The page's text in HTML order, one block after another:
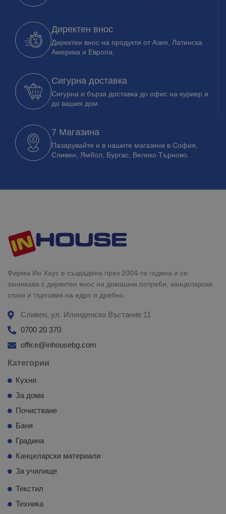
Директен внос
Директен внос на продукти от Азия, Латинска
Америка и Европа.
Сигурна доставка
Сигурна и бърза доставка до офис на куриер и
до вашия дом.
7 Магазина
Пазарувайте и в нашите магазини в София,
Сливен, Ямбол, Бургас, Велико Търново.
Фирма Ин Хаус е създадена през 2004-та година и се
занимава с директен внос на домашни потреби, канцеларски
стоки и търговия на едро и дребно.
Сливен, ул. Илинденско Въстание 11
0700 20 370
office@inhousebg.com
Категории
Кухня
За дома
Почистване
Баня
Градина
Канцеларски материали
За училище
Текстил
Техника